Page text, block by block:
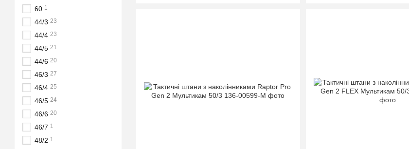
60 1
44/3 23
44/4 23
44/5 21
44/6 20
46/3 27
46/4 25
46/5 24
46/6 20
46/7 1
48/2 1